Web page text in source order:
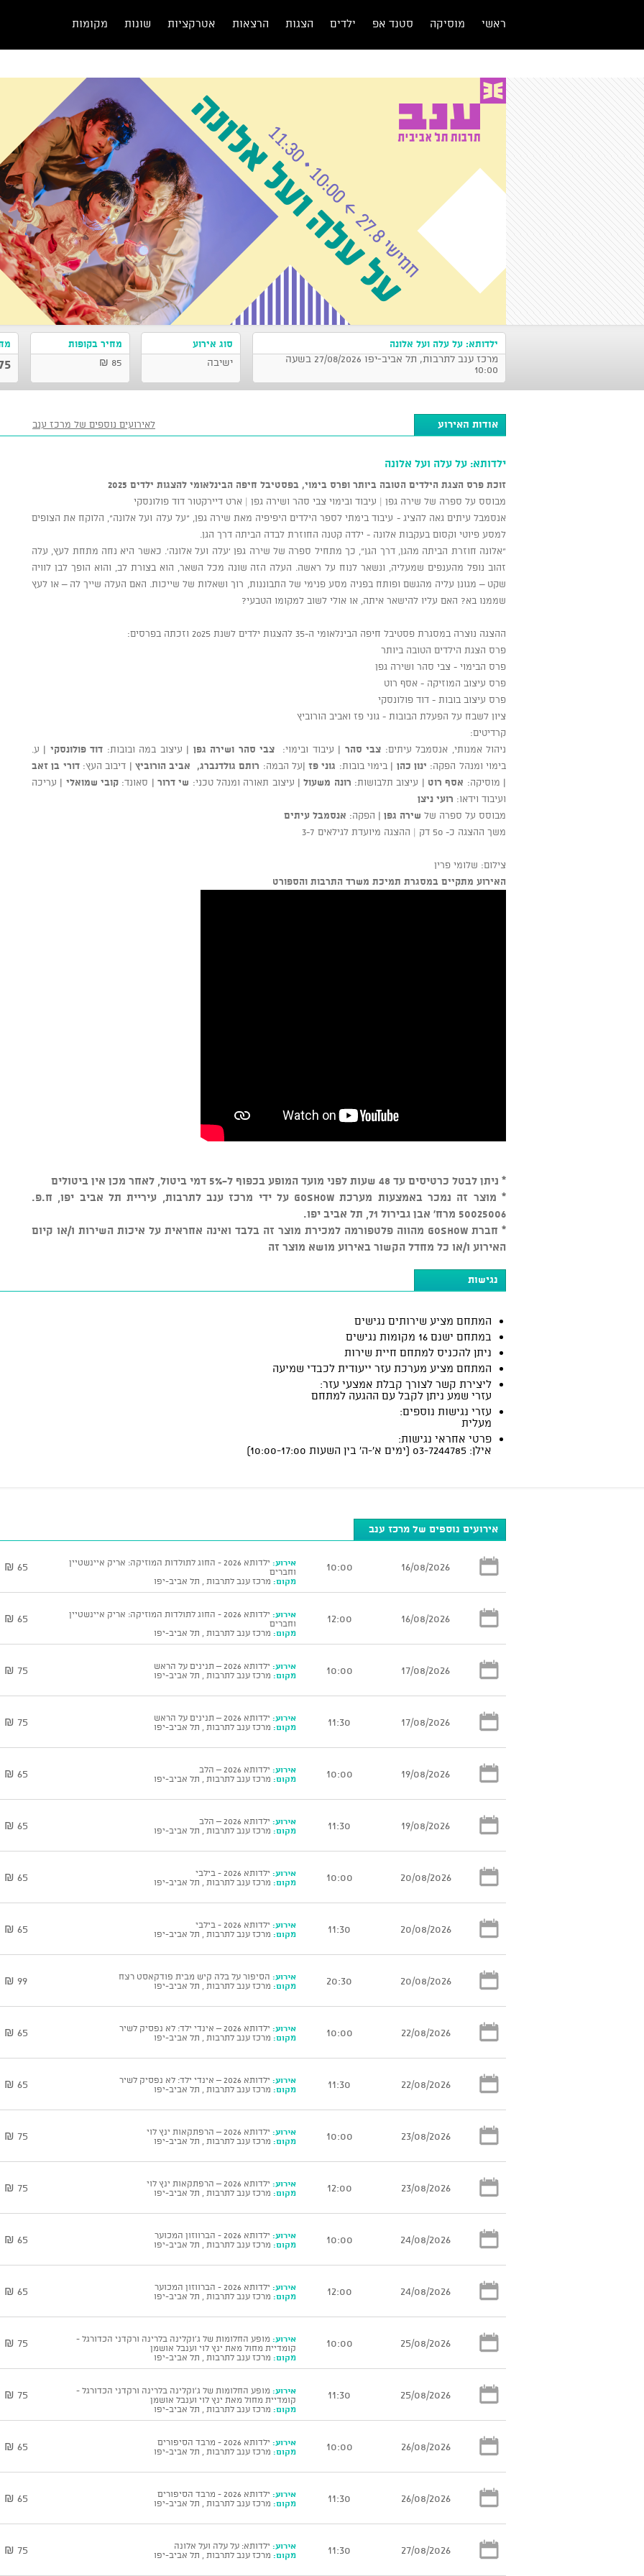
ראשי מוסיקה סטנד אפ ילדים הצגות הרצאות אטרקציות שונות מקומות
ילדותא: על עלה ועל אלונה
מרכז ענב לתרבות, תל אביב-יפו 27/08/2026 בשעה
10:00
סוג אירוע
ישיבה
מחיר בקופות
85 ₪
₪
אודות האירוע לאירועים נוספים של מרכז ענב
ילדותא: על עלה ועל אלונה
זוכת פרס הצגת הילדים הטובה ביותר ופרס בימוי, בפסטיבל חיפה הבינלאומי להצגות ילדים 2025
מבוסס על ספרה של שירה גפן | עיבוד ובימוי צבי סהר ושירה גפן | ארט דיירקטור דוד פולונסקי
אנסמבל עיתים גאה להציג - עיבוד בימתי לספר הילדים היפיפיה מאת שירה גפן, "על עלה ועל אלונה", הלוקח את הצופים
למסע פיוטי וקסום בעקבות אלונה - ילדה קטנה החוזרת לבדה הביתה דרך הגן.
"אלונה חוזרת הביתה מהגן, דרך הגן", כך מתחיל ספרה של שירה גפן 'עלה ועל אלונה'. כאשר היא נחה מתחת לעץ, עלה
זהוב נופל מהענפים שמעליה, ונשאר לנוח על ראשה. העלה הזה שונה מכל השאר, הוא בצורת לב, והוא הופך לבן לוויה
שקט – מגונן עליה מהגשם ופותח בפניה מסע פנימי של התבוננות, רוך ושאלות של שייכות. האם העלה שייך לה – או לעץ
שממנו בא? האם עליו להישאר איתה, או אולי לשוב למקומו הטבעי?
ההצגה נוצרה במסגרת פסטיבל חיפה הבינלאומי ה-35 להצגות ילדים לשנת 2025 וזכתה בפרסים:
פרס הצגת הילדים הטובה ביותר
פרס הבימוי - צבי סהר ושירה גפן
פרס עיצוב המוזיקה - אסף רוט
פרס עיצוב בובות - דוד פולונסקי
ציון לשבח על הפעלת הבובות - גוני פז ואביב הורוביץ
קרדיטים:
ניהול אמנותי, אנסמבל עיתים: צבי סהר | עיבוד ובימוי: צבי סהר ושירה גפן | עיצוב במה ובובות: דוד פולונסקי | ע.
בימוי ומנהל הפקה: ינון כהן | בימוי בובות: גוני פז |על הבמה: רותם גולדנברג, אביב הורוביץ | דיבוב העץ:דורי בן זאב
| מוסיקה: אסף רוט | עיצוב תלבושות: רונה משעול | עיצוב תאורה ומנהל טכני: שי דרור | סאונד: קובי שמואלי | עריכה
ועיבוד וידאו: רועי ניצן
מבוסס על ספרה של שירה גפן | הפקה: אנסמבל עיתים
משך ההצגה כ- 50 דק | ההצגה מיועדת לגילאים 3-7
צילום: שלומי פרין
האירוע מתקיים במסגרת תמיכת משרד התרבות והספורט
* ניתן לבטל כרטיסים עד 48 שעות לפני מועד המופע בכפוף ל-5% דמי ביטול, לאחר מכן אין ביטולים
* מוצר זה נמכר באמצעות מערכת GOSHOW על ידי מרכז ענב לתרבות, עיריית תל אביב יפו, ח.פ.
50025006 מרח' אבן גבירול 71, תל אביב יפו.
* חברת GOSHOW מהווה פלטפורמה למכירת מוצר זה בלבד ואינה אחראית על איכות השירות ו/או קיום
האירוע ו/או כל מחדל הקשור באירוע מושא מוצר זה
נגישות
המתחם מציע שירותים נגישים
במתחם ישנם 16 מקומות נגישים
ניתן להכניס למתחם חיית שירות
המתחם מציע מערכת עזר ייעודית לכבדי שמיעה
ליצירת קשר לצורך קבלת אמצעי עזר:
עזרי שמע ניתן לקבל עם ההגעה למתחם
עזרי נגישות נוספים:
מעלית
פרטי אחראי נגישות:
אילן: 03-7244785 (ימים א'-ה' בין השעות 10:00-17:00)
אירועים נוספים של מרכז ענב
16/08/2026
10:00 אירוע:
ילדותא 2026 - החוג לתולדות המוזיקה: אריק איינשטיין
וחברים
מקום: מרכז ענב לתרבות , תל אביב-יפו
65 ₪
16/08/2026
12:00 אירוע:
ילדותא 2026 - החוג לתולדות המוזיקה: אריק איינשטיין
וחברים
מקום: מרכז ענב לתרבות , תל אביב-יפו
65 ₪
17/08/2026
10:00 אירוע: ילדותא 2026 – תנינים על הראש
מקום: מרכז ענב לתרבות , תל אביב-יפו 75 ₪
17/08/2026
11:30 אירוע: ילדותא 2026 – תנינים על הראש
מקום: מרכז ענב לתרבות , תל אביב-יפו 75 ₪
19/08/2026
10:00 אירוע: ילדותא 2026 – הלב
מקום: מרכז ענב לתרבות , תל אביב-יפו 65 ₪
19/08/2026
11:30 אירוע: ילדותא 2026 – הלב
מקום: מרכז ענב לתרבות , תל אביב-יפו 65 ₪
20/08/2026
10:00 אירוע: ילדותא 2026 - בילבי
מקום: מרכז ענב לתרבות , תל אביב-יפו 65 ₪
20/08/2026
11:30 אירוע: ילדותא 2026 - בילבי
מקום: מרכז ענב לתרבות , תל אביב-יפו 65 ₪
20/08/2026
20:30 אירוע: הסיפור על בלה קיש מבית פודקאסט רצח
מקום: מרכז ענב לתרבות , תל אביב-יפו 99 ₪
22/08/2026
10:00 אירוע: ילדותא 2026 – אינדי ילד: לא נפסיק לשיר
מקום: מרכז ענב לתרבות , תל אביב-יפו 65 ₪
22/08/2026
11:30 אירוע: ילדותא 2026 – אינדי ילד: לא נפסיק לשיר
מקום: מרכז ענב לתרבות , תל אביב-יפו 65 ₪
23/08/2026
10:00 אירוע: ילדותא 2026 – הרפתקאות ינץ לוי
מקום: מרכז ענב לתרבות , תל אביב-יפו 75 ₪
23/08/2026
12:00 אירוע: ילדותא 2026 – הרפתקאות ינץ לוי
מקום: מרכז ענב לתרבות , תל אביב-יפו 75 ₪
24/08/2026
10:00 אירוע: ילדותא 2026 - הברווזון המכוער
מקום: מרכז ענב לתרבות , תל אביב-יפו 65 ₪
24/08/2026
12:00 אירוע: ילדותא 2026 - הברווזון המכוער
מקום: מרכז ענב לתרבות , תל אביב-יפו 65 ₪
25/08/2026
10:00 אירוע: מופע החלומות של ג'וקלינה בלרינה ורקדני הכדורגל -
קומדיית מחול מאת ינץ לוי וענבל אושמן
מקום: מרכז ענב לתרבות , תל אביב-יפו
75 ₪
25/08/2026
11:30 אירוע: מופע החלומות של ג'וקלינה בלרינה ורקדני הכדורגל -
קומדיית מחול מאת ינץ לוי וענבל אושמן
מקום: מרכז ענב לתרבות , תל אביב-יפו
75 ₪
26/08/2026
10:00 אירוע: ילדותא 2026 - מרבד הסיפורים
מקום: מרכז ענב לתרבות , תל אביב-יפו 65 ₪
26/08/2026
11:30 אירוע: ילדותא 2026 - מרבד הסיפורים
מקום: מרכז ענב לתרבות , תל אביב-יפו 65 ₪
27/08/2026
11:30 אירוע: ילדותא: על עלה ועל אלונה
מקום: מרכז ענב לתרבות , תל אביב-יפו 75 ₪